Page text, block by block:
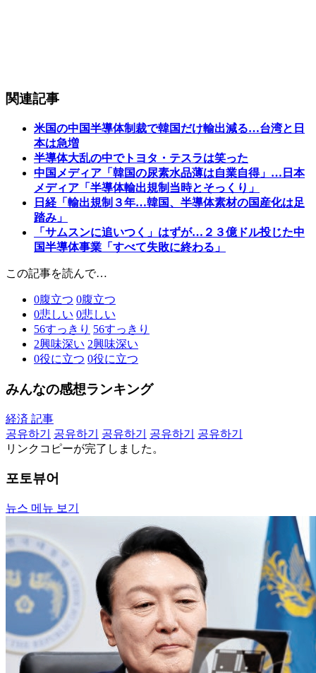
関連記事
米国の中国半導体制裁で韓国だけ輸出減る…台湾と日
本は急増
半導体大乱の中でトヨタ・テスラは笑った
中国メディア「韓国の尿素水品薄は自業自得」…日本
メディア「半導体輸出規制当時とそっくり」
日経「輸出規制３年…韓国、半導体素材の国産化は足
踏み」
「サムスンに追いつく」はずが…２３億ドル投じた中
国半導体事業「すべて失敗に終わる」
この記事を読んで…
0腹立つ 0腹立つ
0悲しい 0悲しい
56すっきり 56すっきり
2興味深い 2興味深い
0役に立つ 0役に立つ
みんなの感想ランキング
経済 記事
공유하기
공유하기 공유하기 공유하기
공유하기
リンクコピーが完了しました。
포토뷰어
뉴스 메뉴 보기